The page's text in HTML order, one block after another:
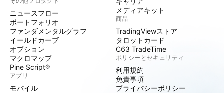
ニュースフロー
ポートフォリオ
ファンダメンタルグラフ
イールドカーブ
オプション
マクロマップ
Pine Script®
アプリ
モバイル
メディアキット
商品
TradingViewストア
タロットカード
C63 TradeTime
ポリシーとセキュリティ
利用規約
免責事項
プライバシーポリシー